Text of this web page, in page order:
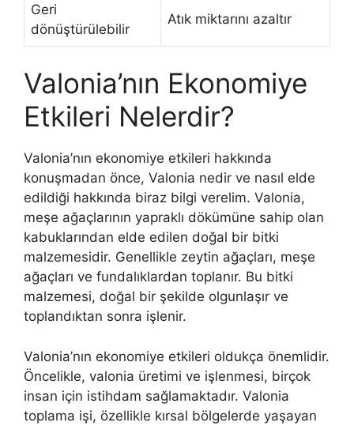
Geri
dönüştürülebilir
Atık miktarını azaltır
Valonia’nın Ekonomiye
Etkileri Nelerdir?
Valonia’nın ekonomiye etkileri hakkında
konuşmadan önce, Valonia nedir ve nasıl elde
edildiği hakkında biraz bilgi verelim. Valonia,
meşe ağaçlarının yapraklı dökümüne sahip olan
kabuklarından elde edilen doğal bir bitki
malzemesidir. Genellikle zeytin ağaçları, meşe
ağaçları ve fundalıklardan toplanır. Bu bitki
malzemesi, doğal bir şekilde olgunlaşır ve
toplandıktan sonra işlenir.
Valonia’nın ekonomiye etkileri oldukça önemlidir.
Öncelikle, valonia üretimi ve işlenmesi, birçok
insan için istihdam sağlamaktadır. Valonia
toplama işi, özellikle kırsal bölgelerde yaşayan